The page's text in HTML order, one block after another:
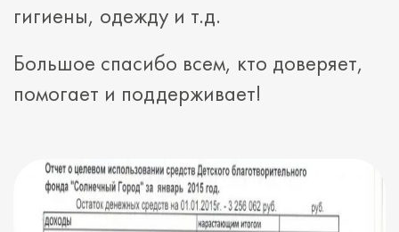
гигиены, одежду и т.д.
Большое спасибо всем, кто доверяет,
помогает и поддерживает!